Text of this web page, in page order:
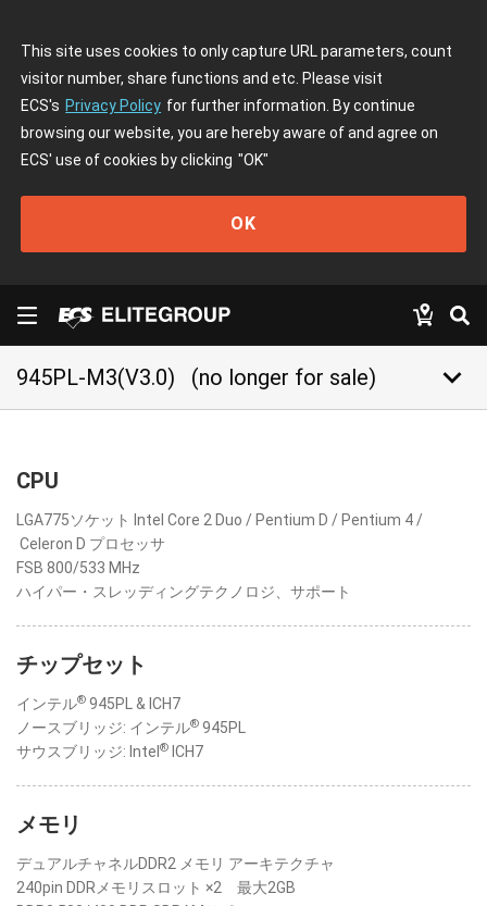
This site uses cookies to only capture URL parameters, count
visitor number, share functions and etc. Please visit
ECS's Privacy Policy for further information. By continue
browsing our website, you are hereby aware of and agree on
ECS' use of cookies by clicking "OK"
OK
945PL-M3(V3.0) (no longer for sale) keyboard_arrow_down
CPU
LGA775ソケット Intel Core 2 Duo / Pentium D / Pentium 4 /
Celeron D プロセッサ
FSB 800/533 MHz
ハイパー・スレッディングテクノロジ、サポート
チップセット
インテル® 945PL & ICH7
ノースブリッジ: インテル® 945PL
サウスブリッジ: Intel ® ICH7
メモリ
デュアルチャネルDDR2 メモリ アーキテクチャ
240pin DDRメモリスロット ×2 最大2GB